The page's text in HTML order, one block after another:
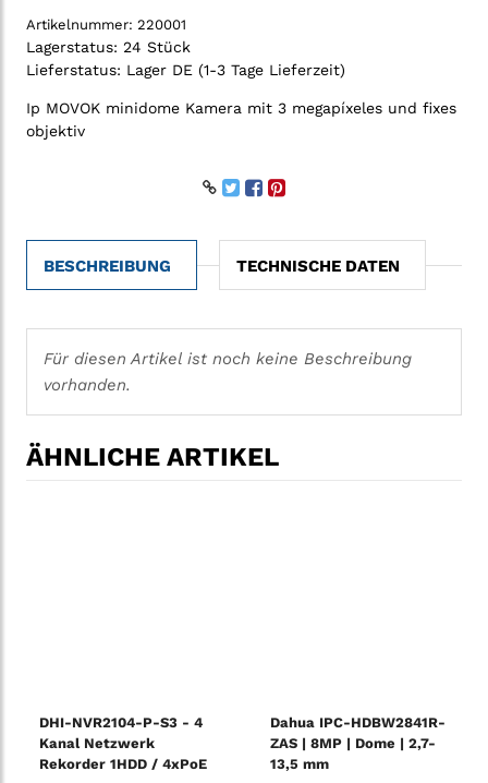
Artikelnummer: 220001
Lagerstatus: 24 Stück
Lieferstatus: Lager DE (1-3 Tage Lieferzeit)
Ip MOVOK minidome Kamera mit 3 megapíxeles und fixes
objektiv
BESCHREIBUNG TECHNISCHE DATEN
Für diesen Artikel ist noch keine Beschreibung
vorhanden.
ÄHNLICHE ARTIKEL
DHI-NVR2104-P-S3 - 4
Kanal Netzwerk
Rekorder 1HDD / 4xPoE
Dahua IPC-HDBW2841R-
ZAS | 8MP | Dome | 2,7-
13,5 mm